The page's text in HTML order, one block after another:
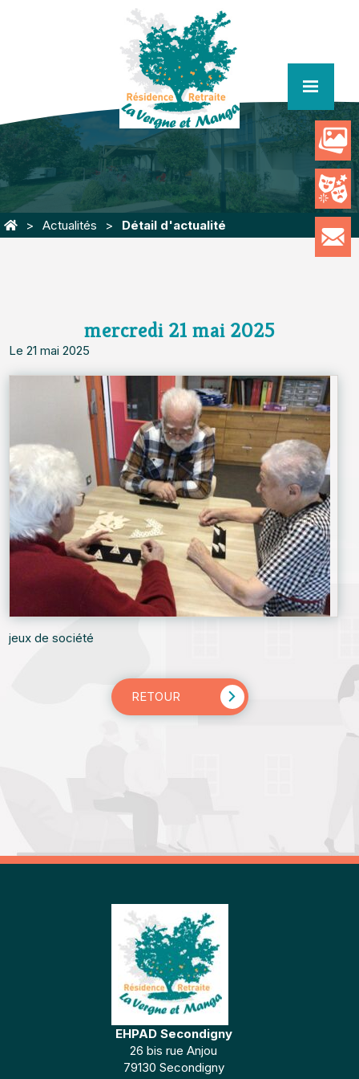
menu
Actualités Détail d'actualité
mercredi 21 mai 2025
Le 21 mai 2025
jeux de société
RETOUR
EHPAD Secondigny
26 bis rue Anjou
79130 Secondigny